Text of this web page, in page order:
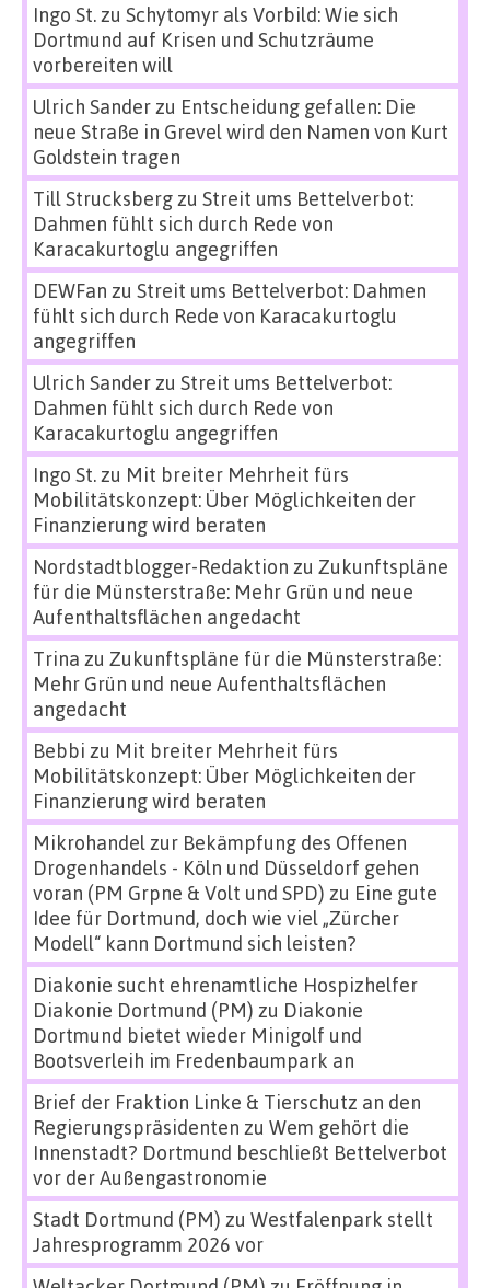
Ingo St.zu Schytomyr als Vorbild: Wie sich
Dortmund auf Krisen und Schutzräume
vorbereiten will
Ulrich Sanderzu Entscheidung gefallen: Die
neue Straße in Grevel wird den Namen von Kurt
Goldstein tragen
Till Strucksbergzu Streit ums Bettelverbot:
Dahmen fühlt sich durch Rede von
Karacakurtoglu angegriffen
DEWFan zu Streit ums Bettelverbot: Dahmen
fühlt sich durch Rede von Karacakurtoglu
angegriffen
Ulrich Sanderzu Streit ums Bettelverbot:
Dahmen fühlt sich durch Rede von
Karacakurtoglu angegriffen
Ingo St.zu Mit breiter Mehrheit fürs
Mobilitätskonzept: Über Möglichkeiten der
Finanzierung wird beraten
Nordstadtblogger-Redaktion zu Zukunftspläne
für die Münsterstraße: Mehr Grün und neue
Aufenthaltsflächen angedacht
Trina zu Zukunftspläne für die Münsterstraße:
Mehr Grün und neue Aufenthaltsflächen
angedacht
Bebbi zu Mit breiter Mehrheit fürs
Mobilitätskonzept: Über Möglichkeiten der
Finanzierung wird beraten
Mikrohandel zur Bekämpfung des Offenen
Drogenhandels - Köln und Düsseldorf gehen
voran (PM Grpne & Volt und SPD) zu Eine gute
Idee für Dortmund, doch wie viel „Zürcher
Modell“ kann Dortmund sich leisten?
Diakonie sucht ehrenamtliche Hospizhelfer
Diakonie Dortmund (PM) zu Diakonie
Dortmund bietet wieder Minigolf und
Bootsverleih im Fredenbaumpark an
Brief der Fraktion Linke & Tierschutz an den
Regierungspräsidenten zu Wem gehört die
Innenstadt? Dortmund beschließt Bettelverbot
vor der Außengastronomie
Stadt Dortmund (PM) zu Westfalenpark stellt
Jahresprogramm 2026 vor